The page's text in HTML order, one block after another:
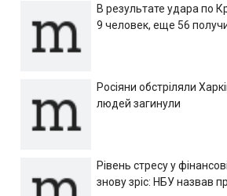
В результате удара по
9 человек, еще 56
Росіяни обстріляли
людей загинули
Рівень стресу у
знову зріс: НБУ назвав